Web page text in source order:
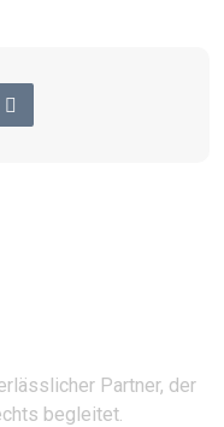
Partner, der
begleitet.